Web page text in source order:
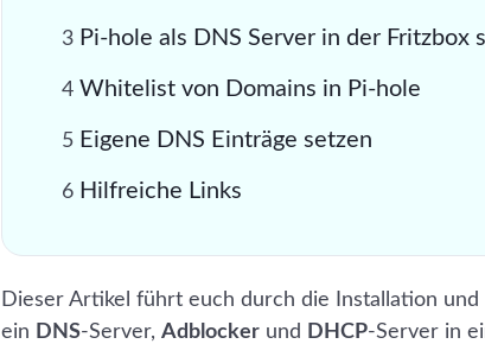
Pi-hole als DNS Server in der Fritzbox
Whitelist von Domains in Pi-hole
Eigene DNS Einträge setzen
Hilfreiche Links
Dieser Artikel führt euch durch die Installation
ein DNS-Server, Adblockerund DHCP-Server in